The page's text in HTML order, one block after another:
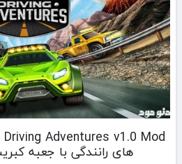
های رانندگی با جعبه کبریت 1.0 هک